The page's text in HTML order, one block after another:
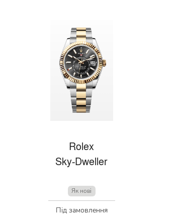
Rolex
Sky-Dweller
Як нові
Під замовлення